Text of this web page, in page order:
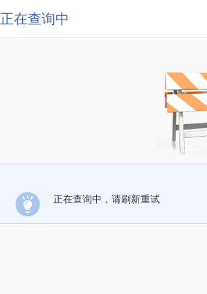
正在查询中
正在查询中，请刷新重试